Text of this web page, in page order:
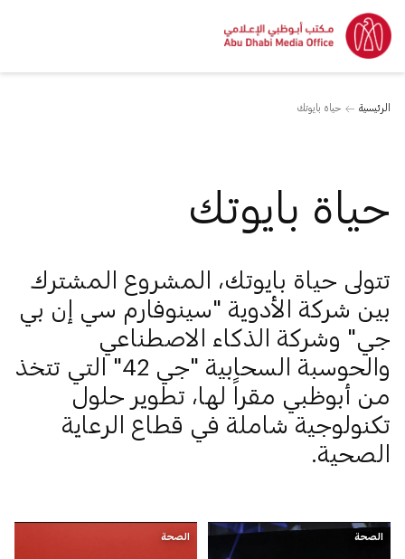
الرئيسية حياة بايوتك
حياة بايوتك
تتولى حياة بايوتك، المشروع المشترك
بين شركة الأدوية "سينوفارم سي إن بي
جي" وشركة الذكاء الاصطناعي
والحوسبة السحابية "جي 42" التي تتخذ
من أبوظبي مقراً لها، تطوير حلول
تكنولوجية شاملة في قطاع الرعاية
الصحية.
الصحة الصحة